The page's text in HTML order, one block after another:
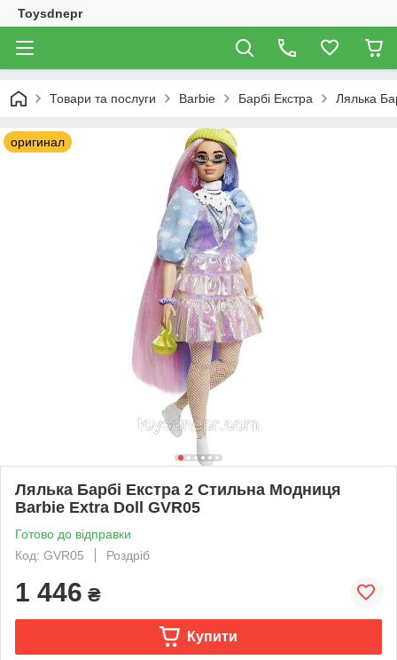
Toysdnepr
Товари та послуги Barbie Барбі Екстра Лялька
оригинал
Лялька Барбі Екстра 2 Стильна Модниця
Barbie Extra Doll GVR05
Готово до відправки
Код: GVR05
Роздріб
1 446 ₴
Купити